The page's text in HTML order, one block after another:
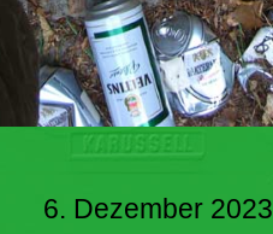
6. Dezember 2023